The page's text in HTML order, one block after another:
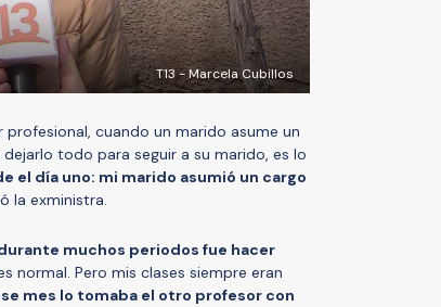
T13 - Marcela Cubillos
cuando un marido asume un
todo para seguir a su marido, es lo
el día uno: mi marido asumió un cargo
la exministra.
muchos periodos fue hacer
normal. Pero mis clases siempre eran
mes lo tomaba el otro profesor con